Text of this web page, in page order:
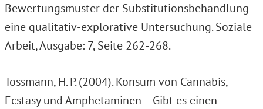
Bewertungsmuster der Substitutionsbehandlung –
eine qualitativ-explorative Untersuchung. Soziale
Arbeit, Ausgabe: 7, Seite 262-268.
Tossmann, H. P. (2004). Konsum von Cannabis,
Ecstasy und Amphetaminen – Gibt es einen